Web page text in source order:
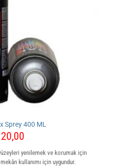
Sprey 400 ML
yenilemek ve korumak için
kullanımı için uygundur.